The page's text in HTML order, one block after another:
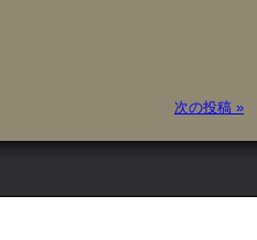
次の投稿 »